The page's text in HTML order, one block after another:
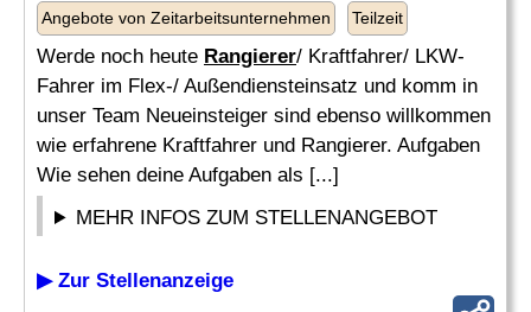
Angebote von Zeitarbeitsunternehmen Teilzeit
Werde noch heute Rangierer/ Kraftfahrer/ LKW-
Fahrer im Flex-/ Außendiensteinsatz und komm in
unser Team Neueinsteiger sind ebenso willkommen
wie erfahrene Kraftfahrer und Rangierer. Aufgaben
Wie sehen deine Aufgaben als [...]
MEHR INFOS ZUM STELLENANGEBOT
▶ Zur Stellenanzeige